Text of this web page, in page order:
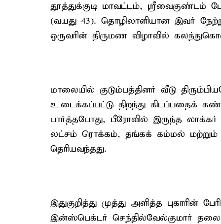
தூத்துக்குடி மாவட்டம்,
(வயது 43). தொழிலாளியான இவர்
ஒருவரின் திருமண விழாவில்
மாலையில் குடும்பத்தினர் வீடு
உடைக்கப்பட்டு திறந்து கிடப்பதைக்
பார்த்தபோது, பீரோவில் இருந்த
லட்சம் ரொக்கம், தங்கக் கம்மல் மற்றும்
தெரியவந்தது.
இதுகுறித்து முத்து அளித்த புகாரின்
இன்ஸ்பெக்டர் செந்தில்வேல்குமார்